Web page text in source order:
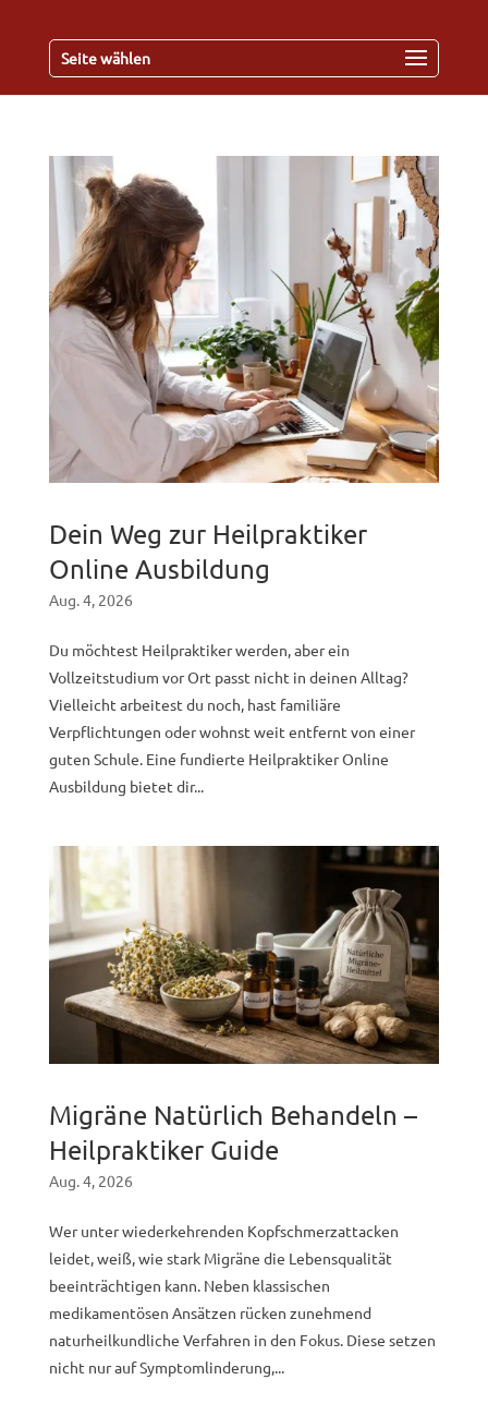
Seite wählen
Dein Weg zur Heilpraktiker
Online Ausbildung
Aug. 4, 2026
Du möchtest Heilpraktiker werden, aber ein
Vollzeitstudium vor Ort passt nicht in deinen Alltag?
Vielleicht arbeitest du noch, hast familiäre
Verpflichtungen oder wohnst weit entfernt von einer
guten Schule. Eine fundierte Heilpraktiker Online
Ausbildung bietet dir...
Migräne Natürlich Behandeln –
Heilpraktiker Guide
Aug. 4, 2026
Wer unter wiederkehrenden Kopfschmerzattacken
leidet, weiß, wie stark Migräne die Lebensqualität
beeinträchtigen kann. Neben klassischen
medikamentösen Ansätzen rücken zunehmend
naturheilkundliche Verfahren in den Fokus. Diese setzen
nicht nur auf Symptomlinderung,...